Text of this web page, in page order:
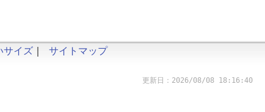
サイズ ｜ サイトマップ
更新日：2026/08/08 18:16:40